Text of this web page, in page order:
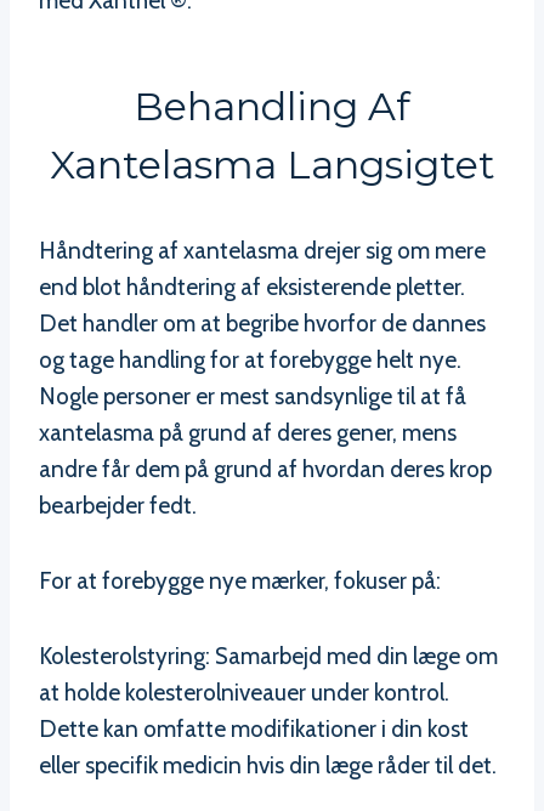
Behandling Af
Xantelasma Langsigtet
Håndtering af xantelasma drejer sig om mere
end blot håndtering af eksisterende pletter.
Det handler om at begribe hvorfor de dannes
og tage handling for at forebygge helt nye.
Nogle personer er mest sandsynlige til at få
xantelasma på grund af deres gener, mens
andre får dem på grund af hvordan deres krop
bearbejder fedt.
For at forebygge nye mærker, fokuser på:
Kolesterolstyring: Samarbejd med din læge om
at holde kolesterolniveauer under kontrol.
Dette kan omfatte modifikationer i din kost
eller specifik medicin hvis din læge råder til det.